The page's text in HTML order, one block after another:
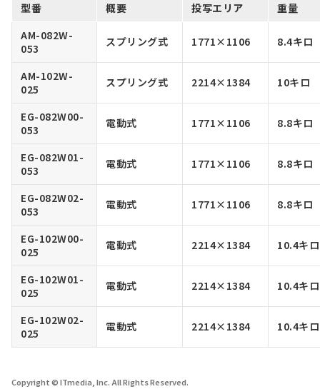
型番 概要 投写エリア
重量
AM-082W-
053
スプリング式 1771×1106 8.4キロ
AM-102W-
025
スプリング式 2214×1384 10キロ
EG-082W00-
053
電動式 1771×1106 8.8キロ
EG-082W01-
053
電動式 1771×1106 8.8キロ
EG-082W02-
053
電動式 1771×1106 8.8キロ
EG-102W00-
025
電動式 2214×1384 10.4キロ
EG-102W01-
025
電動式 2214×1384 10.4キロ
EG-102W02-
025
電動式 2214×1384 10.4キロ
Copyright © ITmedia, Inc. All Rights Reserved.